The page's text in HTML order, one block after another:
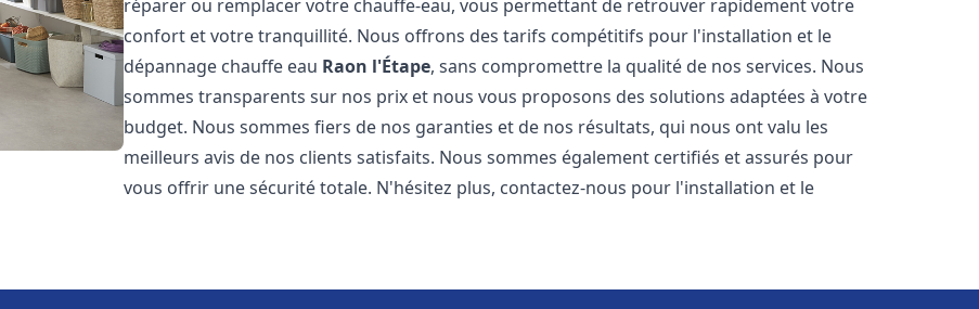
réparer ou remplacer votre chauffe-eau, vous permettant de retrouver rapidement votre
confort et votre tranquillité. Nous offrons des tarifs compétitifs pour l'installation et le
dépannage chauffe eau Raon l'Étape, sans compromettre la qualité de nos services. Nous
sommes transparents sur nos prix et nous vous proposons des solutions adaptées à votre
budget. Nous sommes fiers de nos garanties et de nos résultats, qui nous ont valu les
meilleurs avis de nos clients satisfaits. Nous sommes également certifiés et assurés pour
vous offrir une sécurité totale. N'hésitez plus, contactez-nous pour l'installation et le